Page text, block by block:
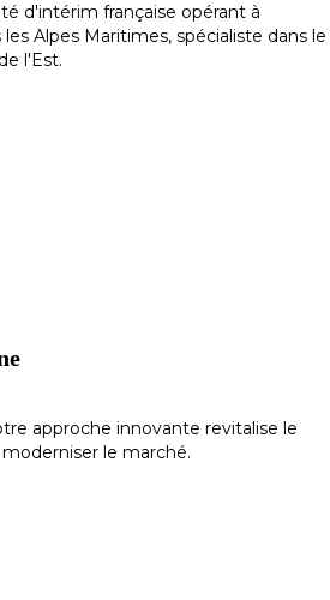
d'intérim française opérant à
Alpes Maritimes, spécialiste dans le
l'Est.
approche innovante revitalise le
le marché.